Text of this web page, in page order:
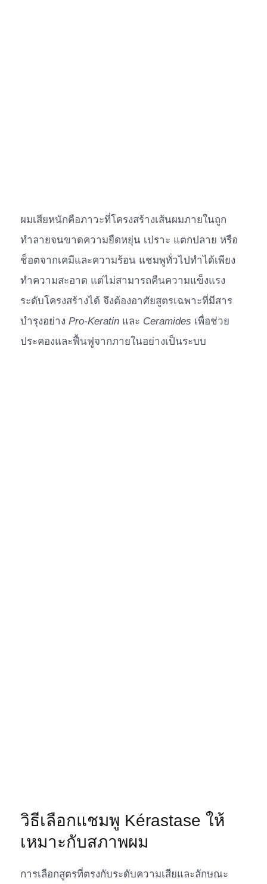
ผมเสียหนักคือภาวะที่โครงสร้างเส้นผมภายในถูก
ทำลายจนขาดความยืดหยุ่น เปราะ แตกปลาย หรือ
ช็อตจากเคมีและความร้อน แชมพูทั่วไปทำได้เพียง
ทำความสะอาด แต่ไม่สามารถคืนความแข็งแรง
ระดับโครงสร้างได้ จึงต้องอาศัยสูตรเฉพาะที่มีสาร
บำรุงอย่างPro-Keratin และ Ceramides เพื่อช่วย
ประคองและฟื้นฟูจากภายในอย่างเป็นระบบ
วิธีเลือกแชมพู Kérastase ให้
เหมาะกับสภาพผม
การเลือกสูตรที่ตรงกับระดับความเสียและลักษณะ